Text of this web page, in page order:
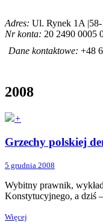
Adres: Ul. Rynek 1A
Nr konta: 20 2490 0005
Dane kontaktowe: +48
2008
+
Grzechy polskiej
5 grudnia 2008
Wybitny prawnik,
Konstytucyjnego, a dziś
Więcej